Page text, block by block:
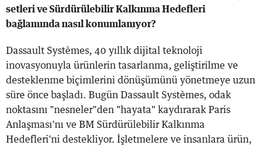
setleri ve Sürdürülebilir Kalkınma Hedefleri
bağlamında nasıl konumlanıyor?
Dassault Systèmes, 40 yıllık dijital teknoloji
inovasyonuyla ürünlerin tasarlanma, geliştirilme ve
desteklenme biçimlerini dönüşümünü yönetmeye uzun
süre önce başladı. Bugün Dassault Systèmes, odak
noktasını "nesneler"den "hayata" kaydırarak Paris
Anlaşması'nı ve BM Sürdürülebilir Kalkınma
Hedefleri'ni destekliyor. İşletmelere ve insanlara ürün,